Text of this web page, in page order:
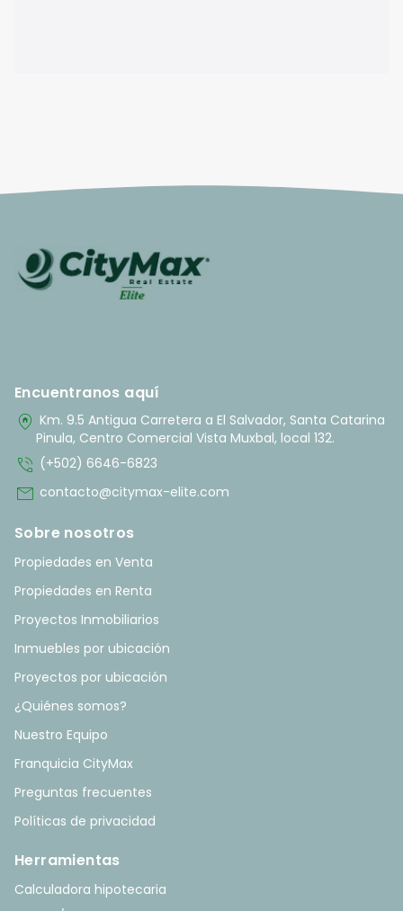
Encuentranos aquí
home_pin Km. 9.5 Antigua Carretera a El Salvador, Santa Catarina
Pinula, Centro Comercial Vista Muxbal, local 132.
phone_in_talk (+502) 6646-6823
mail contacto@citymax-elite.com
Sobre nosotros
Propiedades en Venta
Propiedades en Renta
Proyectos Inmobiliarios
Inmuebles por ubicación
Proyectos por ubicación
¿Quiénes somos?
Nuestro Equipo
Franquicia CityMax
Preguntas frecuentes
Políticas de privacidad
Herramientas
Calculadora hipotecaria